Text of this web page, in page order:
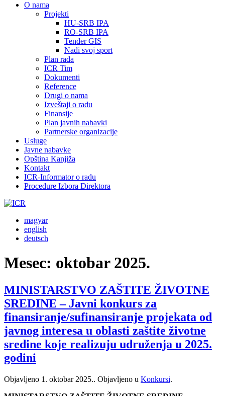
О nama
Projekti
HU-SRB IPA
RO-SRB IPA
Tender GIS
Nađi svoj sport
Plan rada
ICR Tim
Dokumenti
Reference
Drugi o nama
Izveštaji o radu
Finansije
Plan javnih nabavki
Partnerske organizacije
Usluge
Javne nabavke
Opština Kanjiža
Kontakt
ICR-Informator o radu
Procedure Izbora Direktora
magyar
english
deutsch
Mesec: oktobar 2025.
MINISTARSTVO ZAŠTITE ŽIVOTNE
SREDINE – Javni konkurs za
finansiranje/sufinansiranje projekata od
javnog interesa u oblasti zaštite životne
sredine koje realizuju udruženja u 2025.
godini
Objavljeno 1. oktobar 2025.. Objavljeno u Konkursi.